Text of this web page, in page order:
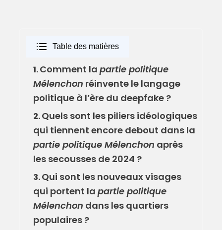
Table des matières
1.Comment la partie politique
Mélenchon réinvente le langage
politique à l’ère du deepfake ?
2.Quels sont les piliers idéologiques
qui tiennent encore debout dans la
partie politique Mélenchon après
les secousses de 2024 ?
3.Qui sont les nouveaux visages
qui portent la partie politique
Mélenchon dans les quartiers
populaires ?